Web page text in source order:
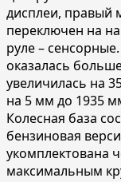
дисплеи, правый
переключен на
руле –
оказалась
увеличилась на
на 5 мм до 1935
Колесная база
бензиновая
укомплектована
максимальным